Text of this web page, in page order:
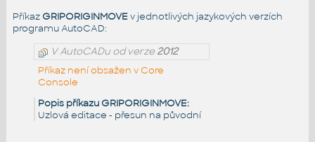
Příkaz GRIPORIGINMOVEv jednotlivých jazykových verzích
programu AutoCAD:
V AutoCADu od verze2012
Příkaz není obsažen v Core
Console
Popis příkazu GRIPORIGINMOVE:
Uzlová editace - přesun na původní